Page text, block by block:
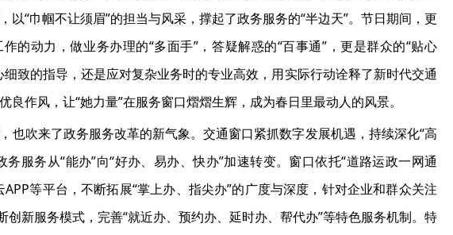
以“巾帼不让须眉”的担当与风采，撑起了政务服务的“半边天”。节日期间，更
的动力，做业务办理的“多面手”，答疑解惑的“百事通”，更是群众的“贴心
细致的指导，还是应对复杂业务时的专业高效，用实际行动诠释了新时代交通
良作风，让“她力量”在服务窗口熠熠生辉，成为春日里最动人的风景。
也吹来了政务服务改革的新气象。交通窗口紧抓数字发展机遇，持续深化“高
服务从“能办”向“好办、易办、快办”加速转变。窗口依托“道路运政一网通
等平台，不断拓展“掌上办、指尖办”的广度与深度，针对企业和群众关注
创新服务模式，完善“就近办、预约办、延时办、帮代办”等特色服务机制。特